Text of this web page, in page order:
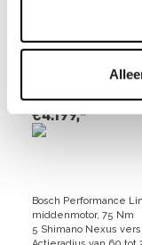
Gazelle
14 beoordelingen
€4.199,-
Bosch Performance
middenmotor, 75 Nm
5 Shimano Nexus